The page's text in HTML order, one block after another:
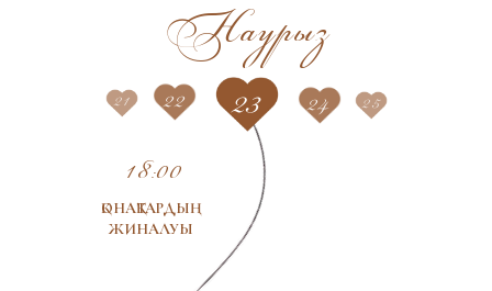
Наурыз
23 24 25
22
21
18:00
ҚОНАҚТАРДЫҢ
ЖИНАЛУЫ